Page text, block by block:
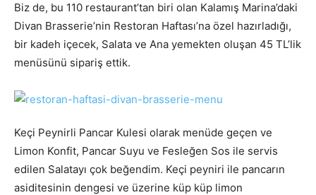
Biz de, bu 110 restaurant’tan biri olan Kalamış Marina’daki
Divan Brasserie’nin Restoran Haftası’na özel hazırladığı,
bir kadeh içecek, Salata ve Ana yemekten oluşan 45 TL’lik
menüsünü sipariş ettik.
Keçi Peynirli Pancar Kulesi olarak menüde geçen ve
Limon Konfit, Pancar Suyu ve Fesleğen Sos ile servis
edilen Salatayı çok beğendim. Keçi peyniri ile pancarın
asiditesinin dengesi ve üzerine küp küp limon